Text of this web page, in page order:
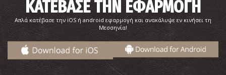
ΚΑΤΕΒΑΣΕ ΤΗΝ ΕΦΑΡΜΟΓΗ
Απλά κατέβασε την iOS ή android εφαρμογή και ανακάλυψε εν κινήσει τη
Μεσσηνία!